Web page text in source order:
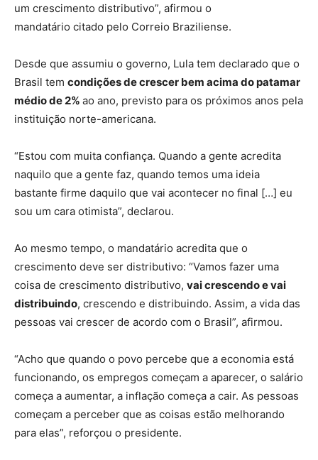
um crescimento distributivo”, afirmou o
mandatário citado pelo Correio Braziliense.
Desde que assumiu o governo, Lula tem declarado que o
Brasil tem condições de crescer bem acima do patamar
médio de 2% ao ano, previsto para os próximos anos pela
instituição norte-americana.
“Estou com muita confiança. Quando a gente acredita
naquilo que a gente faz, quando temos uma ideia
bastante firme daquilo que vai acontecer no final […] eu
sou um cara otimista”, declarou.
Ao mesmo tempo, o mandatário acredita que o
crescimento deve ser distributivo: “Vamos fazer uma
coisa de crescimento distributivo, vai crescendo e vai
distribuindo, crescendo e distribuindo. Assim, a vida das
pessoas vai crescer de acordo com o Brasil”, afirmou.
“Acho que quando o povo percebe que a economia está
funcionando, os empregos começam a aparecer, o salário
começa a aumentar, a inflação começa a cair. As pessoas
começam a perceber que as coisas estão melhorando
para elas”, reforçou o presidente.